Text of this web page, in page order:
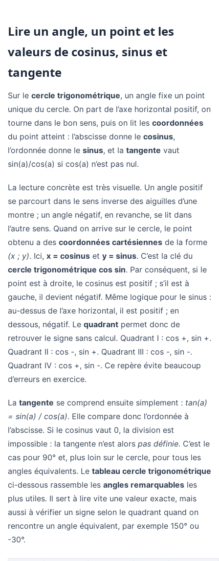
Lire un angle, un point et les
valeurs de cosinus, sinus et
tangente
Sur le cercle trigonométrique, un angle fixe un point
unique du cercle. On part de l’axe horizontal positif, on
tourne dans le bon sens, puis on lit les coordonnées
du point atteint : l’abscisse donne le cosinus,
l’ordonnée donne le sinus, et la tangente vaut
sin(a)/cos(a) si cos(a) n’est pas nul.
La lecture concrète est très visuelle. Un angle positif
se parcourt dans le sens inverse des aiguilles d’une
montre ; un angle négatif, en revanche, se lit dans
l’autre sens. Quand on arrive sur le cercle, le point
obtenu a des coordonnées cartésiennes de la forme
(x ; y). Ici, x = cosinus et y = sinus. C’est la clé du
cercle trigonométrique cos sin. Par conséquent, si le
point est à droite, le cosinus est positif ; s’il est à
gauche, il devient négatif. Même logique pour le sinus :
au-dessus de l’axe horizontal, il est positif ; en
dessous, négatif. Le quadrant permet donc de
retrouver le signe sans calcul. Quadrant I : cos +, sin +.
Quadrant II : cos -, sin +. Quadrant III : cos -, sin -.
Quadrant IV : cos +, sin -. Ce repère évite beaucoup
d’erreurs en exercice.
La tangente se comprend ensuite simplement : tan(a)
= sin(a) / cos(a). Elle compare donc l’ordonnée à
l’abscisse. Si le cosinus vaut 0, la division est
impossible : la tangente n’est alors pas définie. C’est le
cas pour 90° et, plus loin sur le cercle, pour tous les
angles équivalents. Le tableau cercle trigonométrique
ci-dessous rassemble les angles remarquables les
plus utiles. Il sert à lire vite une valeur exacte, mais
aussi à vérifier un signe selon le quadrant quand on
rencontre un angle équivalent, par exemple 150° ou
-30°.